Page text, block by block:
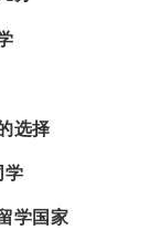
选择
学
学国家